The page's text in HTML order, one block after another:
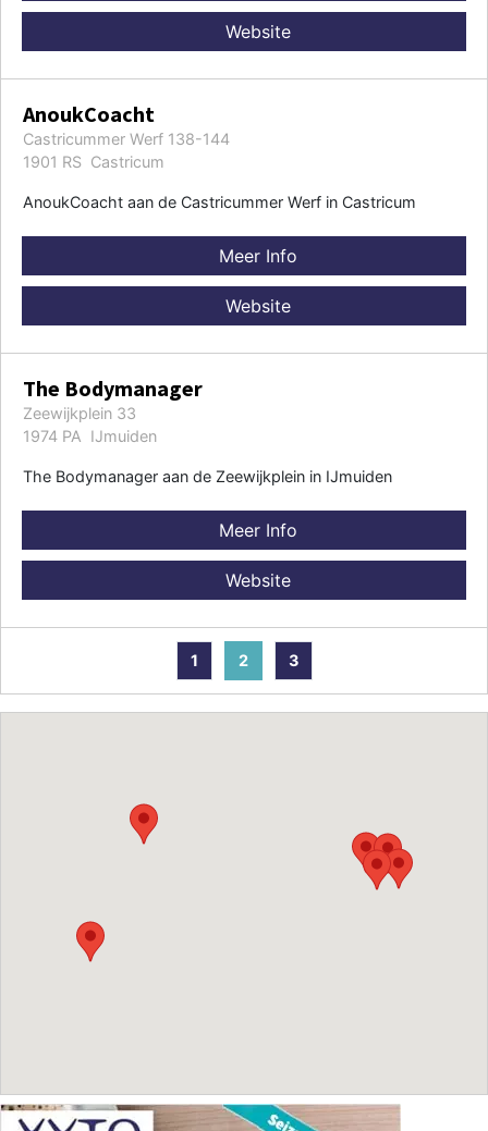
Website
AnoukCoacht
Castricummer Werf 138-144
1901 RS Castricum
AnoukCoacht aan de Castricummer Werf in Castricum
Meer Info
Website
The Bodymanager
Zeewijkplein 33
1974 PA IJmuiden
The Bodymanager aan de Zeewijkplein in IJmuiden
Meer Info
Website
1 2 3